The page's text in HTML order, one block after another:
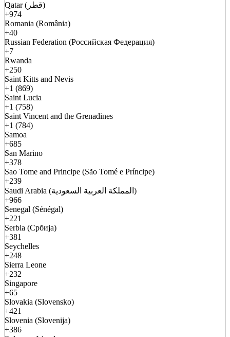
Qatar (قطر)
+974
Romania (România)
+40
Russian Federation (Российская Федерация)
+7
Rwanda
+250
Saint Kitts and Nevis
+1 (869)
Saint Lucia
+1 (758)
Saint Vincent and the Grenadines
+1 (784)
Samoa
+685
San Marino
+378
Sao Tome and Principe (São Tomé e Príncipe)
+239
Saudi Arabia (المملكة العربية السعودية)
+966
Senegal (Sénégal)
+221
Serbia (Србија)
+381
Seychelles
+248
Sierra Leone
+232
Singapore
+65
Slovakia (Slovensko)
+421
Slovenia (Slovenija)
+386